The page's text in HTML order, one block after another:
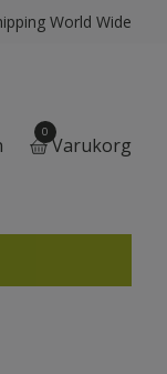
World Wide
0
Varukorg